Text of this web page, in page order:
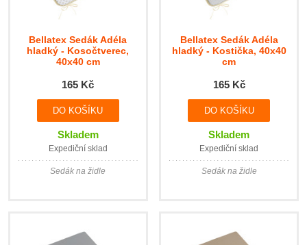
Bellatex Sedák Adéla
hladký - Kosočtverec,
40x40 cm
165 Kč
Skladem
Expediční sklad
Sedák na židle
Bellatex Sedák Adéla
hladký - Kostička, 40x40
cm
165 Kč
Skladem
Expediční sklad
Sedák na židle